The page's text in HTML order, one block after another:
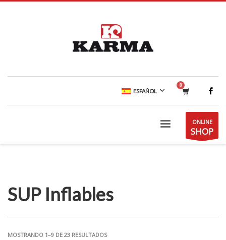
ESPAÑOL
ONLINE
SHOP
SUP Inflables
MOSTRANDO 1–9 DE 23 RESULTADOS